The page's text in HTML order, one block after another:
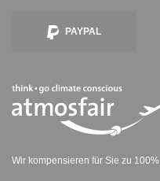
PAYPAL
Wir kompensieren für Sie zu 100%